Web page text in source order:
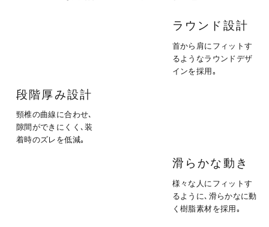
ラウンド設計
首から肩にフィットす
るようなラウンドデザ
インを採用｡
段階厚み設計
頸椎の曲線に合わせ､
隙間ができにくく､装
着時のズレを低減｡
滑らかな動き
様々な人にフィットす
るように､ 滑らかなに動
く樹脂素材を採用｡